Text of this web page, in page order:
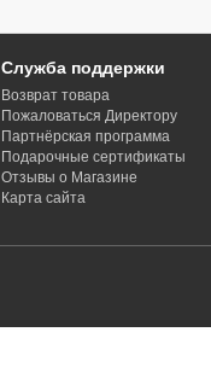
Служба поддержки
Возврат товара
Пожаловаться Директору
Партнёрская программа
Подарочные сертификаты
Отзывы о Магазине
Карта сайта